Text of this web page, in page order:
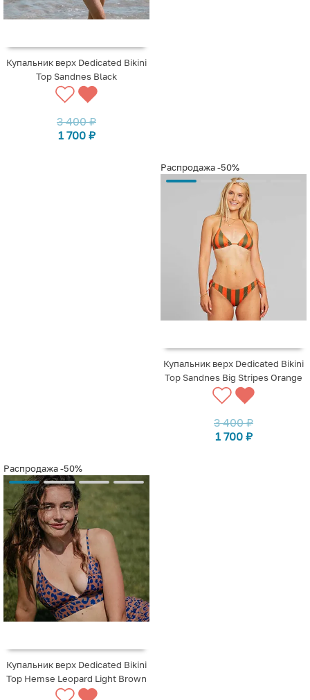
Купальник верх Dedicated Bikini
Top Sandnes Black
3 400₽
1 700 ₽
Распродажа-50%
Купальник верх Dedicated Bikini
Top Sandnes Big Stripes Orange
3 400₽
1 700 ₽
Распродажа-50%
Купальник верх Dedicated Bikini
Top Hemse Leopard Light Brown